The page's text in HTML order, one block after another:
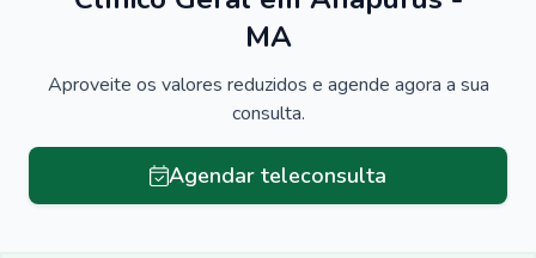
MA
Aproveite os valores reduzidos e agende agora a sua
consulta.
Agendar teleconsulta